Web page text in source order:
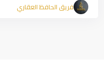
فريق الحافظ العقاري